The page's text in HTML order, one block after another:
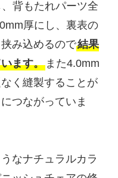
背もたれパーツ全
厚にし、裏表の
み込めるので結果
ます。また4.0mm
く縫製することが
つながっていま
なナチュラルカラ